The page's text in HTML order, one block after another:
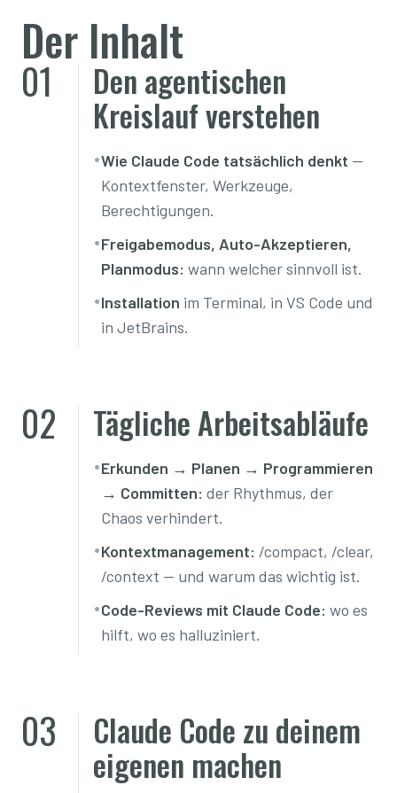
Der Inhalt
01 Den agentischen
Kreislauf verstehen
•Wie Claude Code tatsächlich denkt —
Kontextfenster, Werkzeuge,
Berechtigungen.
•Freigabemodus, Auto-Akzeptieren,
Planmodus: wann welcher sinnvoll ist.
•Installation im Terminal, in VS Code und
in JetBrains.
02 Tägliche Arbeitsabläufe
•Erkunden → Planen → Programmieren
→ Committen: der Rhythmus, der
Chaos verhindert.
•Kontextmanagement: /compact, /clear,
/context — und warum das wichtig ist.
•Code-Reviews mit Claude Code: wo es
hilft, wo es halluziniert.
03 Claude Code zu deinem
eigenen machen